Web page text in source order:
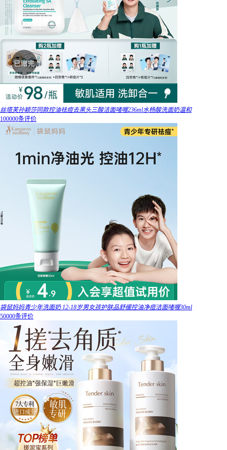
丝塔芙孙颖莎同款控油祛痘去黑头三酸洁面啫喱236ml水杨酸洗面奶温和
100000条评价
袋鼠妈妈青少年洗面奶 12-18岁男女孩护肤品舒缓控油净痘洁面啫喱30ml
50000条评价